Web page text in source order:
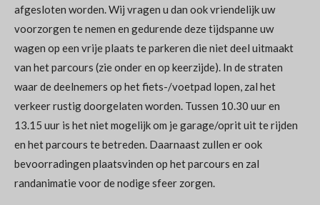
afgesloten worden. Wij vragen u dan ook vriendelijk uw
voorzorgen te nemen en gedurende deze tijdspanne uw
wagen op een vrije plaats te parkeren die niet deel uitmaakt
van het parcours (zie onder en op keerzijde). In de straten
waar de deelnemers op het fiets-/voetpad lopen, zal het
verkeer rustig doorgelaten worden. Tussen 10.30 uur en
13.15 uur is het niet mogelijk om je garage/oprit uit te rijden
en het parcours te betreden. Daarnaast zullen er ook
bevoorradingen plaatsvinden op het parcours en zal
randanimatie voor de nodige sfeer zorgen.